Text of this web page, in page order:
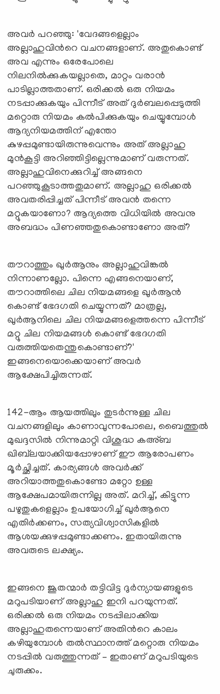
അവര്‍ പറഞ്ഞു: 'വേദങ്ങളെല്ലാം
അല്ലാഹുവിന്‍റെ വചനങ്ങളാണ്. അതുകൊണ്ട്
അവ എന്നും ഒരേപോലെ
നിലനില്‍ക്കുകയല്ലാതെ, മാറ്റം വരാന്‍
പാടില്ലാത്തതാണ്. ഒരിക്കല്‍ ഒരു നിയമം
നടപ്പാക്കുകയും പിന്നീട് അത് ദുര്‍ബലപ്പെടുത്തി
മറ്റൊരു നിയമം കല്‍പിക്കുകയും ചെയ്യുമ്പോള്‍
ആദ്യനിയമത്തിന് എന്തോ
കുഴപ്പമുണ്ടായിരുന്നുവെന്നും അത് അല്ലാഹു
മുന്‍കൂട്ടി അറിഞ്ഞിട്ടില്ലെന്നുമാണ് വരുന്നത്.
അല്ലാഹുവിനെക്കുറിച്ച് അങ്ങനെ
പറഞ്ഞുകൂടാത്തതുമാണ്. അല്ലാഹു ഒരിക്കല്‍
അവതരിപ്പിച്ചത് പിന്നീട് അവന്‍ തന്നെ
മറ്റുകയാണോ? ആദ്യത്തെ വിധിയില്‍ അവനു
അബദ്ധം പിണഞ്ഞതുകൊണ്ടാണോ അത്?
തൗറാത്തും ഖുര്‍ആനും അല്ലാഹുവിങ്കല്‍
നിന്നാണല്ലോ. പിന്നെ എങ്ങനെയാണ്,
തൗറാത്തിലെ ചില നിയമങ്ങളെ ഖുര്‍ആന്‍
കൊണ്ട് ഭേദഗതി ചെയ്യുന്നത്? മാത്രല്ല,
ഖുര്‍ആനിലെ ചില നിയമങ്ങളെത്തന്നെ പിന്നീട്
മറ്റു ചില നിയമങ്ങള്‍ കൊണ്ട് ഭേദഗതി
വരുത്തിയതെന്തുകൊണ്ടാണ്?'
ഇങ്ങനെയൊക്കെയാണ് അവര്‍
ആക്ഷേപിച്ചിരുന്നത്.
142-ആം ആയത്തിലും തുടര്‍ന്നുള്ള ചില
വചനങ്ങളിലും കാണാവുന്നപോലെ, ബൈത്തുല്‍
മുഖദ്ദസില്‍ നിന്നുമാറ്റി വിശുദ്ധ കഅ്ബ
ഖിബ്‌ലയാക്കിയപ്പോഴാണ് ഈ ആരോപണം
മൂര്‍ച്ഛിച്ചത്. കാര്യങ്ങള്‍ അവര്‍ക്ക്
അറിയാത്തതുകൊണ്ടോ മറ്റോ ഉള്ള
ആക്ഷേപമായിരുന്നില്ല അത്. മറിച്ച്, കിട്ടുന്ന
പഴുതുകളെല്ലാം ഉപയോഗിച്ച് ഖുര്‍ആനെ
എതിര്‍ക്കണം, സത്യവിശ്വാസികളില്‍
ആശയക്കുഴപ്പമുണ്ടാക്കണം. ഇതായിരുന്നു
അവരുടെ ലക്ഷ്യം.
ഇങ്ങനെ ജൂതന്മാര്‍ തട്ടിവിട്ട ദുര്‍ന്യായങ്ങളുടെ
മറുപടിയാണ് അല്ലാഹു ഇനി പറയുന്നത്.
ഒരിക്കല്‍ ഒരു നിയമം നടപ്പിലാക്കിയ
അല്ലാഹുതന്നെയാണ് അതിന്‍റെ കാലം
കഴിയുമ്പോള്‍ തല്‍സ്ഥാനത്ത് മറ്റൊരു നിയമം
നടപ്പില്‍ വരുത്തുന്നത് – ഇതാണ് മറുപടിയുടെ
ചുരുക്കം.